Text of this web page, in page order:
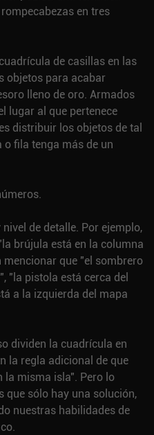
en tres
de casillas en las
objetos para acabar
lleno de oro. Armados
lugar al que pertenece
distribuir los objetos de tal
fila tenga más de un
de detalle. Por ejemplo,
brújula está en la columna
que "el sombrero
"la pistola está cerca del
a la izquierda del mapa
dividen la cuadrícula en
la regla adicional de que
la misma isla". Pero lo
que sólo hay una solución,
nuestras habilidades de